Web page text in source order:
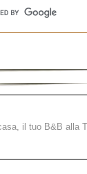
il tuo B&B alla